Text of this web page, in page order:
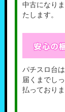
中古になり
たします。
パチスロ台
届くまでし
払っておりま